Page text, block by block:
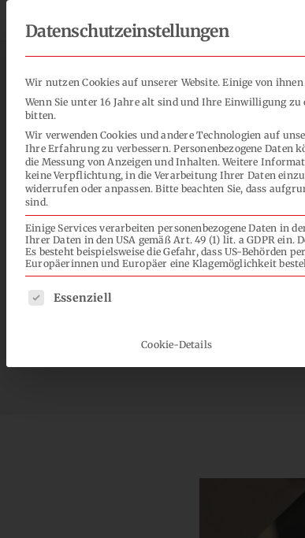
Inhalt
Neuer Film TECHNICAL CENTER
LACKSYSTEME
Datenschutzeinstellungen
Wir nutzen Cookies auf unserer Website. Einige von
Wenn Sie unter 16 Jahre alt sind und Ihre Einwilligung
bitten.
Wir verwenden Cookies und andere Technologien auf
Ihre Erfahrung zu verbessern. Personenbezogene Daten
die Messung von Anzeigen und Inhalten. Weitere
keine Verpflichtung, in die Verarbeitung Ihrer Daten
widerrufen oder anpassen. Bitte beachten Sie, dass
sind.
Einige Services verarbeiten personenbezogene Daten in
Ihrer Daten in den USA gemäß Art. 49 (1) lit. a GDPR
Es besteht beispielsweise die Gefahr, dass US-Behörden
Europäerinnen und Europäer eine Klagemöglichkeit
Es folgt eine Liste der Service-Gruppen, für die
Essenziell
Cookie-Details